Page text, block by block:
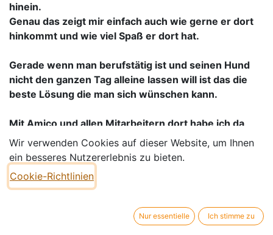
hinein.
Genau das zeigt mir einfach auch wie gerne er dort
hinkommt und wie viel Spaß er dort hat.
Gerade wenn man berufstätig ist und seinen Hund
nicht den ganzen Tag alleine lassen will ist das die
beste Lösung die man sich wünschen kann.
Mit Amico und allen Mitarbeitern dort habe ich da
genau den richtigen Griff gemacht, weil eine bessere
Hundepension kann ich mir nicht vorstellen. Also
möchte ich euch auch nochmal ein großes DANKE
von mir und Xeno ausrichten – ihr seid die Besten!
Wir verwenden Cookies auf dieser Website, um Ihnen
ein besseres Nutzererlebnis zu bieten.
Cookie-Richtlinien
Nur essentielle Ich stimme zu